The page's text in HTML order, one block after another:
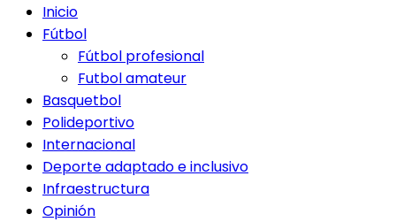
Inicio
Fútbol
Fútbol profesional
Futbol amateur
Basquetbol
Polideportivo
Internacional
Deporte adaptado e inclusivo
Infraestructura
Opinión